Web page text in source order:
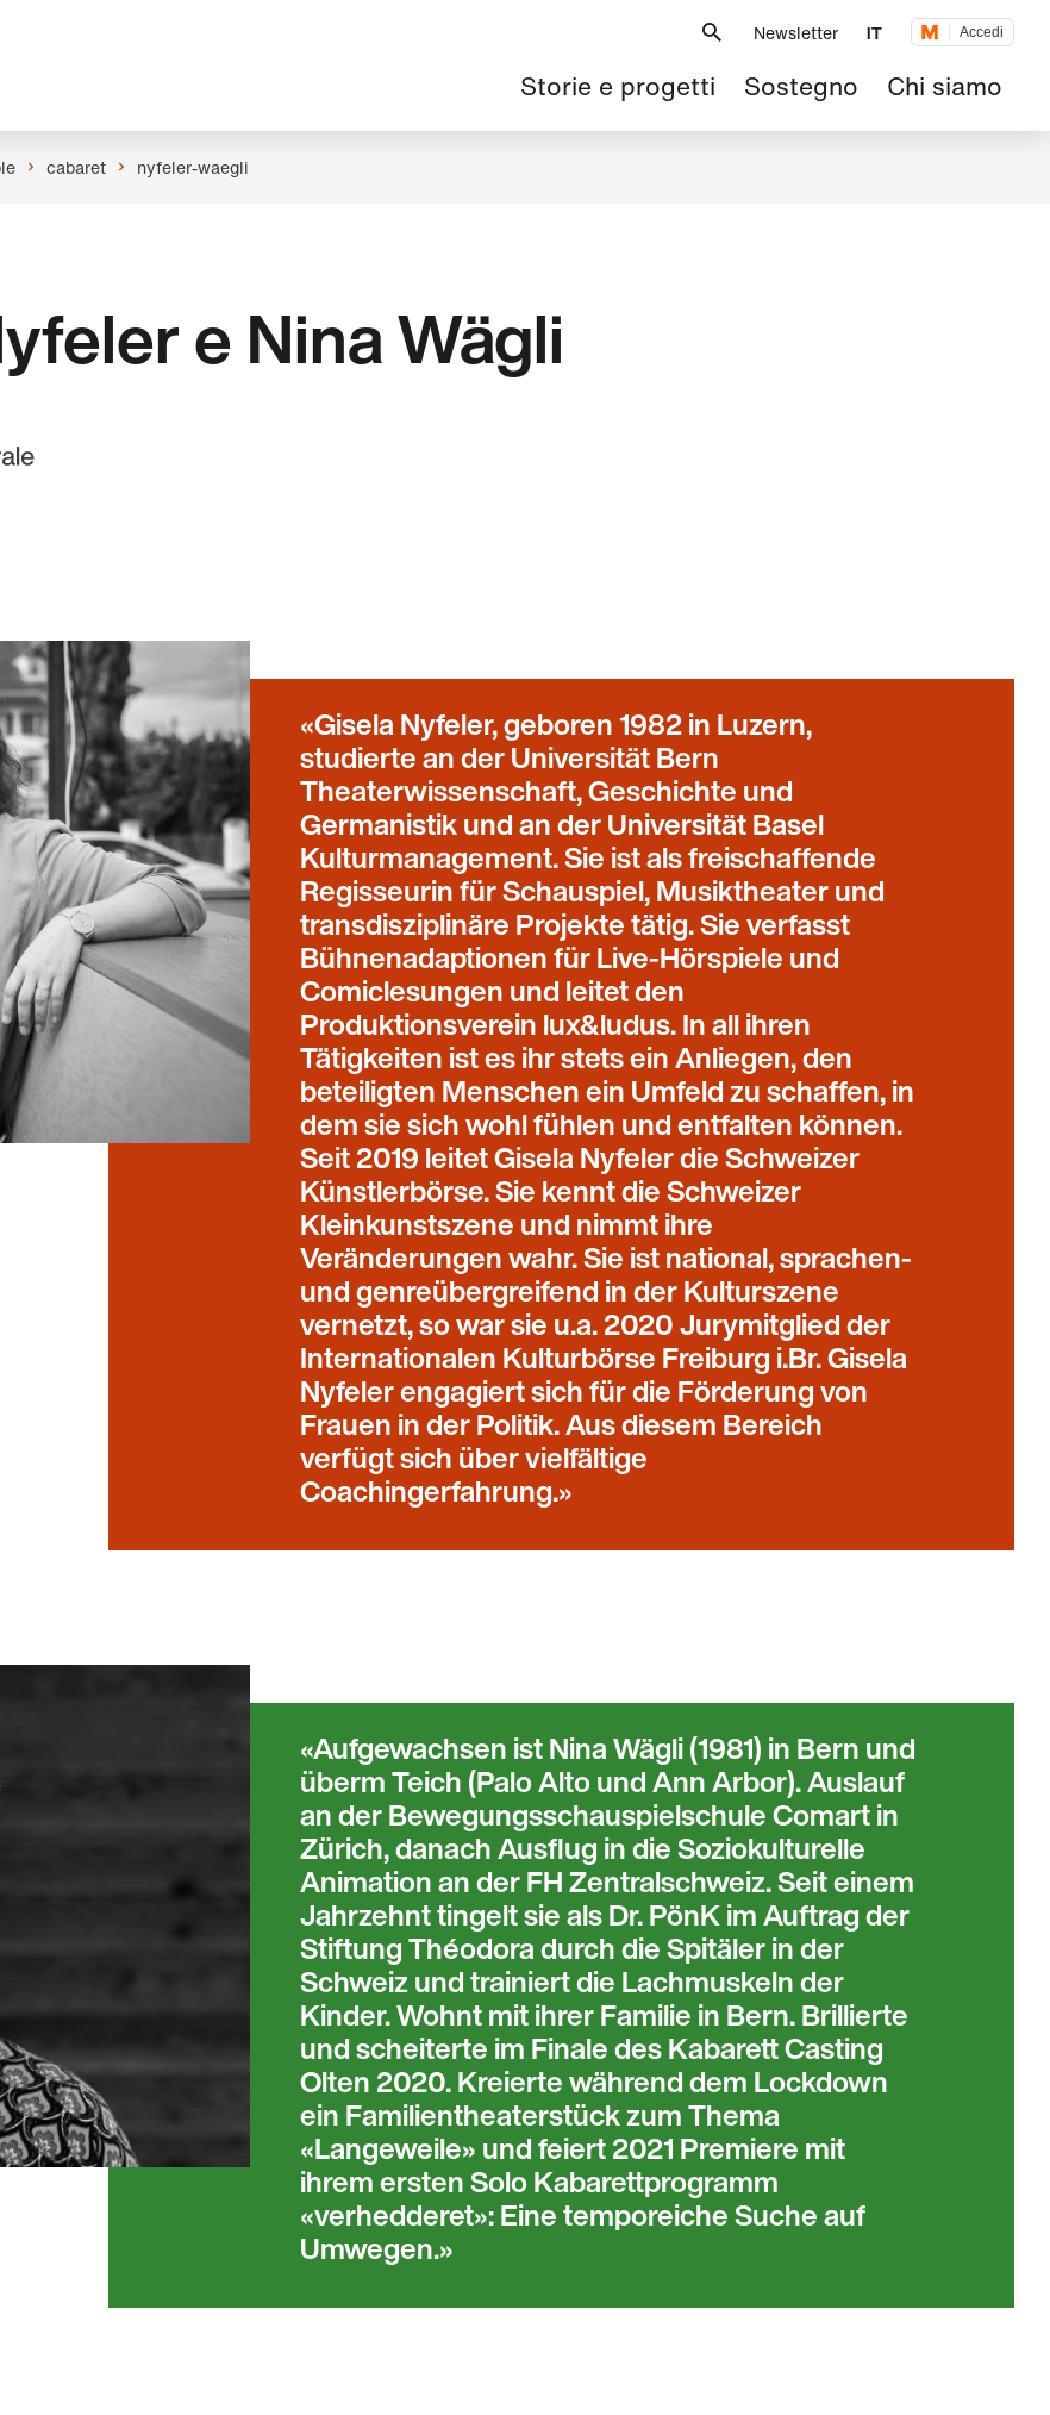
Newsletter IT Accedi
Navigazione
principale
Storie e progetti Sostegno Chi siamo
cabaret nyfeler-waegli
e Nina Wägli
Gisela Nyfeler, geboren 1982 in Luzern,
studierte an der Universität Bern
Theaterwissenschaft, Geschichte und
Germanistik und an der Universität Basel
Kulturmanagement. Sie ist als freischaffende
Regisseurin für Schauspiel, Musiktheater und
transdisziplinäre Projekte tätig. Sie verfasst
Bühnenadaptionen für Live-Hörspiele und
Comiclesungen und leitet den
Produktionsverein lux&ludus. In all ihren
Tätigkeiten ist es ihr stets ein Anliegen, den
beteiligten Menschen ein Umfeld zu schaffen, in
dem sie sich wohl fühlen und entfalten können.
Seit 2019 leitet Gisela Nyfeler die Schweizer
Künstlerbörse. Sie kennt die Schweizer
Kleinkunstszene und nimmt ihre
Veränderungen wahr. Sie ist national, sprachen-
und genreübergreifend in der Kulturszene
vernetzt, so war sie u.a. 2020 Jurymitglied der
Internationalen Kulturbörse Freiburg i.Br. Gisela
Nyfeler engagiert sich für die Förderung von
Frauen in der Politik. Aus diesem Bereich
verfügt sich über vielfältige
Coachingerfahrung.
Aufgewachsen ist Nina Wägli (1981) in Bern und
überm Teich (Palo Alto und Ann Arbor). Auslauf
an der Bewegungsschauspielschule Comart in
Zürich, danach Ausflug in die Soziokulturelle
Animation an der FH Zentralschweiz. Seit einem
Jahrzehnt tingelt sie als Dr. PönK im Auftrag der
Stiftung Théodora durch die Spitäler in der
Schweiz und trainiert die Lachmuskeln der
Kinder. Wohnt mit ihrer Familie in Bern. Brillierte
und scheiterte im Finale des Kabarett Casting
Olten 2020. Kreierte während dem Lockdown
ein Familientheaterstück zum Thema
«Langeweile» und feiert 2021 Premiere mit
ihrem ersten Solo Kabarettprogramm
«verhedderet»: Eine temporeiche Suche auf
Umwegen.